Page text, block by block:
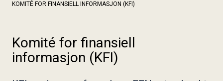
FFN kurs i avansert renteforvaltning
NHH/FFN fordypningsstudium i bærekraftig finansiell
analyse
Kommende aktiviteter
Gjennomførte aktiviteter
Stockmanprisen
Aktuelt
Uttalelse om finansiell informasjon
Høringer
Om FFN
KOMITÉ FOR FINANSIELL INFORMASJON (KFI)
Komité for finansiell
informasjon (KFI)